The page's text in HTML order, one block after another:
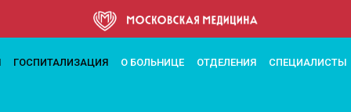
ГОСПИТАЛИЗАЦИЯ О БОЛЬНИЦЕ ОТДЕЛЕНИЯ СПЕЦИАЛИСТЫ